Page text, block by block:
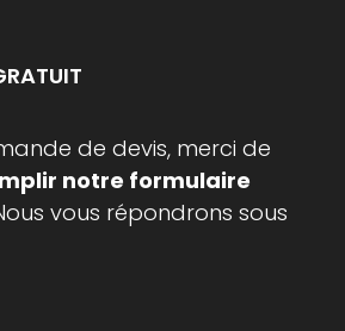
de devis, merci de
notre formulaire
vous répondrons sous